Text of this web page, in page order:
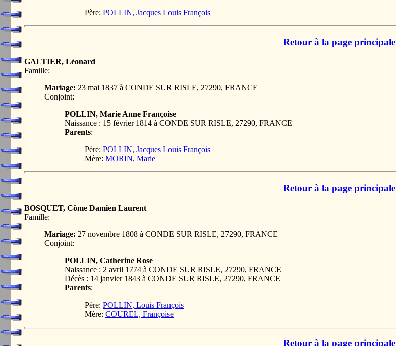
Père: POLLIN, Jacques Louis François
Retour à la page principale
GALTIER, Léonard
Famille:
Mariage: 23 mai 1837 à CONDE SUR RISLE, 27290, FRANCE
Conjoint:
POLLIN, Marie Anne Françoise
Naissance : 15 février 1814 à CONDE SUR RISLE, 27290, FRANCE
Parents:
Père: POLLIN, Jacques Louis François
Mère: MORIN, Marie
Retour à la page principale
BOSQUET, Côme Damien Laurent
Famille:
Mariage: 27 novembre 1808 à CONDE SUR RISLE, 27290, FRANCE
Conjoint:
POLLIN, Catherine Rose
Naissance : 2 avril 1774 à CONDE SUR RISLE, 27290, FRANCE
Décès : 14 janvier 1843 à CONDE SUR RISLE, 27290, FRANCE
Parents:
Père: POLLIN, Louis François
Mère: COUREL, Françoise
Retour à la page principale